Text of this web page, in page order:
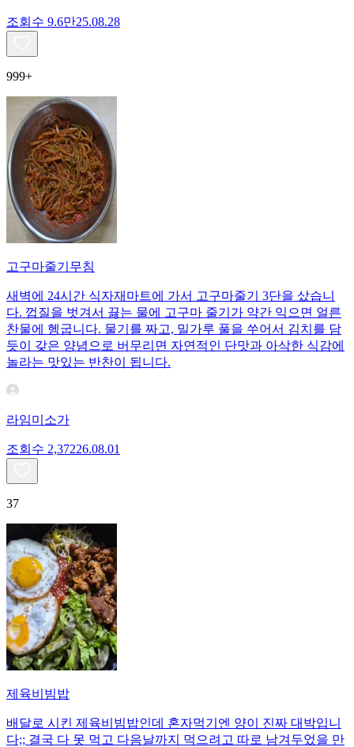
조회수 9.6만25.08.28
999+
고구마줄기무침
새벽에 24시간 식자재마트에 가서 고구마줄기 3단을 샀습니
다. 껍질을 벗겨서 끓는 물에 고구마 줄기가 약간 익으면 얼른
찬물에 헹굽니다. 물기를 짜고, 밀가루 풀을 쑤어서 김치를 담
듯이 갖은 양념으로 버무리면 자연적인 단맛과 아삭한 식감에
놀라는 맛있는 반찬이 됩니다.
라임미소가
조회수 2,37226.08.01
37
제육비빔밥
배달로 시킨 제육비빔밥인데 혼자먹기엔 양이 진짜 대박입니
다;; 결국 다 못 먹고 다음날까지 먹으려고 따로 남겨두었을 만